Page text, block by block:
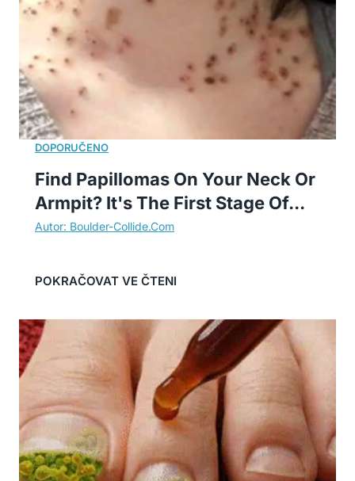
Find Papillomas On Your Neck Or
Armpit? It's The First Stage Of...